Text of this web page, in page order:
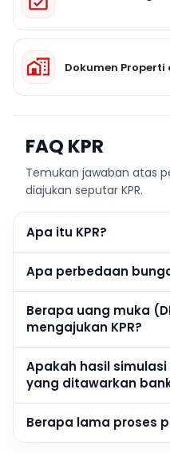
Dokumen
FAQ KPR
Temukan jawaban atas
diajukan seputar KPR.
Apa itu KPR?
Apa perbedaan
Berapa uang muka
mengajukan KPR?
Apakah hasil
yang ditawarkan
Berapa lama proses